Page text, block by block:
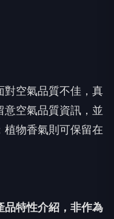
對空氣品質不佳，真
意空氣品質資訊，並
植物香氣則可保留在
品特性介紹，非作為